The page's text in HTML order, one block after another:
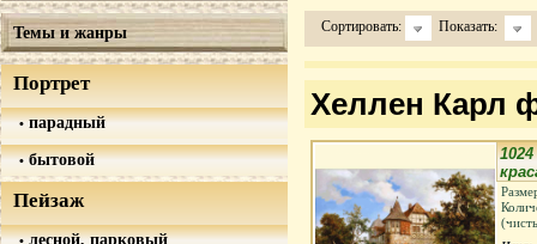
Темы и жанры
Портрет
парадный
бытовой
Пейзаж
лесной, парковый
Сортировать: Показать:
Хеллен Карл